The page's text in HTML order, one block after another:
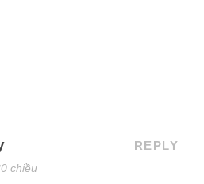
chiều
REPLY